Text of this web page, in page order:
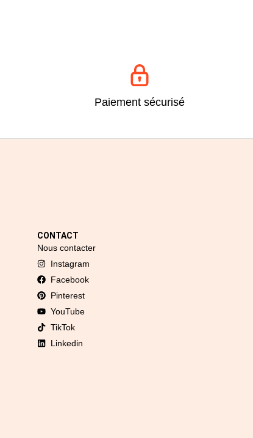
Paiement sécurisé
CONTACT
Nous contacter
Instagram
Facebook
Pinterest
YouTube
TikTok
Linkedin